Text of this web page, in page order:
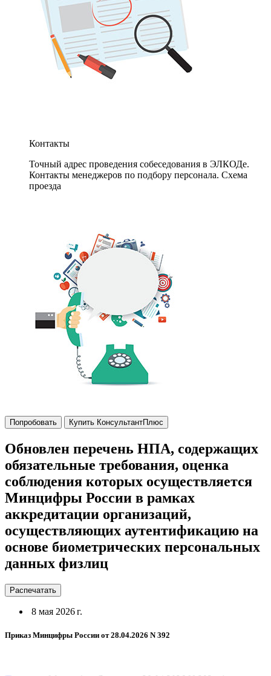
Контакты
Точный адрес проведения собеседования в ЭЛКОДе.
Контакты менеджеров по подбору персонала. Схема
проезда
Попробовать Купить КонсультантПлюс
Обновлен перечень НПА, содержащих
обязательные требования, оценка
соблюдения которых осуществляется
Минцифры России в рамках
аккредитации организаций,
осуществляющих аутентификацию на
основе биометрических персональных
данных физлиц
Распечатать
8 мая 2026 г.
Приказ Минцифры России от 28.04.2026 N 392